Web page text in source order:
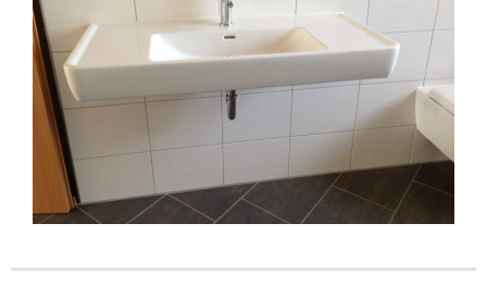
Energieberatung
Kontakt